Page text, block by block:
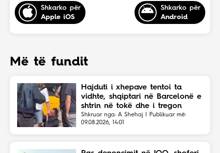
Shkarko për
Apple iOS
Shkarko për
Android
Më të fundit
Hajduti i xhepave tentoi ta
vidhte, shqiptari në Barcelonë e
shtrin në tokë dhe i tregon
vendin
Shkruar nga: A Shehaj | Publikuar më:
09.08.2026, 14:01